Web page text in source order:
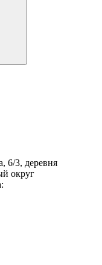
6/3, деревня
округ